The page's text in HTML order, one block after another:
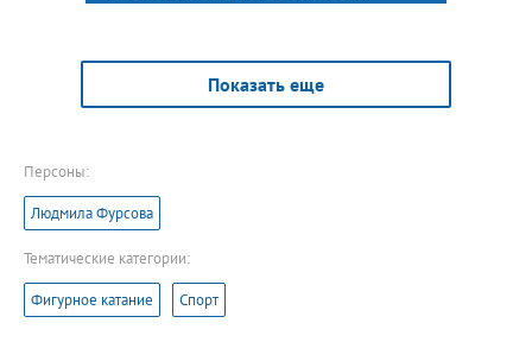
Показать еще
Персоны:
Людмила Фурсова
Тематические категории:
Фигурное катание Спорт